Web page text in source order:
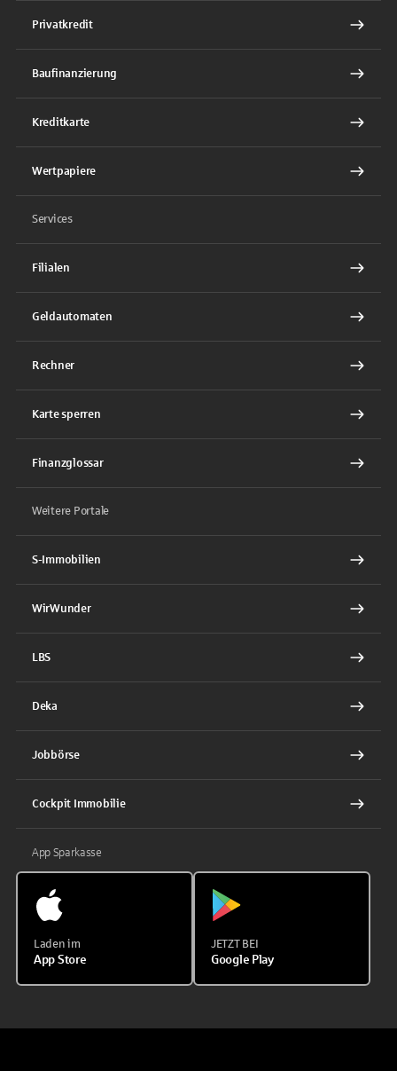
Privatkredit
Baufinanzierung
Kreditkarte
Wertpapiere
Services
Filialen
Geldautomaten
Rechner
Karte sperren
Finanzglossar
Weitere Portale
S-Immobilien
WirWunder
LBS
Deka
Jobbörse
Cockpit Immobilie
App Sparkasse
Laden im
App Store
JETZT BEI
Google Play